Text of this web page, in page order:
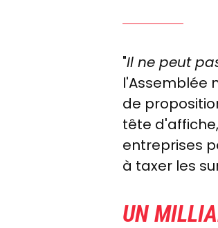
"Il ne peut
l'Assemblée
de
tête d'affiche,
entreprises
à taxer les
UN